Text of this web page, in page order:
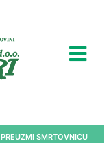
PREUZMI SMRTOVNICU